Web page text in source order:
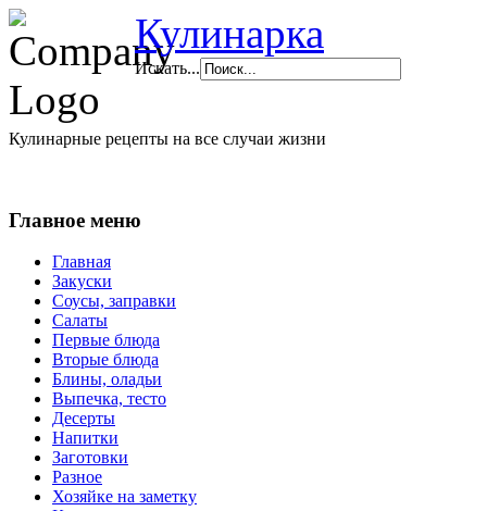
Кулинарка
Искать...
Кулинарные рецепты на все случаи жизни
Главное меню
Главная
Закуски
Соусы, заправки
Салаты
Первые блюда
Вторые блюда
Блины, оладьи
Выпечка, тесто
Десерты
Напитки
Заготовки
Разное
Хозяйке на заметку